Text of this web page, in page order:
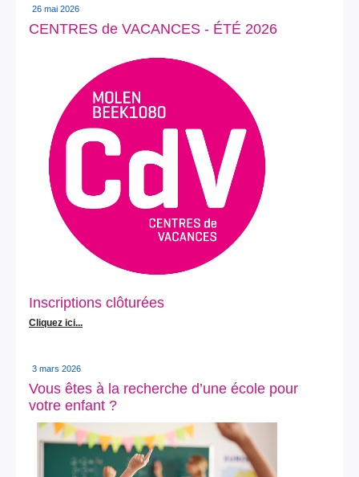
26 mai 2026
CENTRES de VACANCES - ÉTÉ 2026
Inscriptions clôturées
Cliquez ici...
3 mars 2026
Vous êtes à la recherche d’une école pour
votre enfant ?